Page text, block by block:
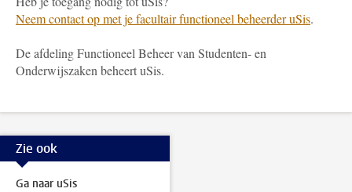
Neem contact op met je facultair functioneel beheerder uSis.
De afdeling Functioneel Beheer van Studenten- en
Onderwijszaken beheert uSis.
Zie ook
Ga naar uSis